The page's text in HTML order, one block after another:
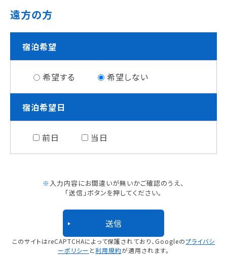
遠方の方
宿泊希望
希望する 希望しない
宿泊希望日
前日 当日
※ 入力内容にお間違いが無いかご確認のうえ、
「送信」ボタンを押してください。
このサイトはreCAPTCHAによって保護されており、 Googleのプライバシ
ーポリシー と利用規約が適用されます。